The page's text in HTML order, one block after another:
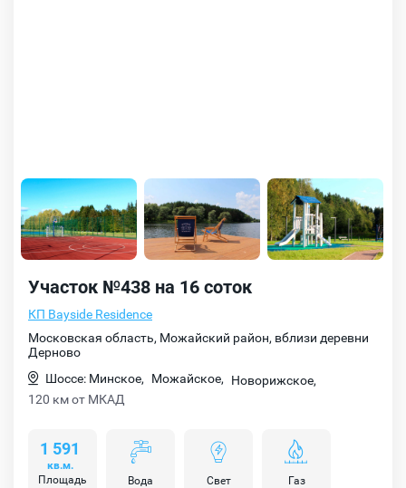
Участок №438 на 16 соток
КП Bayside Residence
Московская область, Можайский район, вблизи деревни
Дерново
Шоссе: Минское,
Можайское,
Новорижское,
120 км от МКАД
1 591
кв.м.
Площадь
Вода Свет Газ